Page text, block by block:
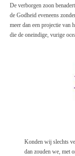
De verborgen zoon
de Godheid eveneens
meer dan een projectie van
die de oneindige, vurige
Konden wij slechts
dan zouden we, met